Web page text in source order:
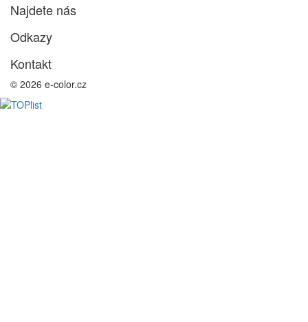
Najdete nás
Odkazy
Kontakt
© 2026 e-color.cz